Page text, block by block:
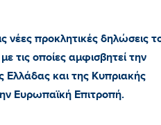
προκλητικές δηλώσεις
τις οποίες αμφισβητεί την
Ελλάδας και της Κυπριακής
Ευρωπαϊκή Επιτροπή.